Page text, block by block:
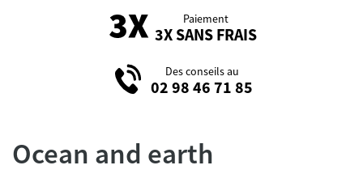
Paiement
3X SANS FRAIS
Des conseils au
02 98 46 71 85
Ocean and earth